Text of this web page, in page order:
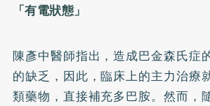
「有電狀態」
陳彥中醫師指出，造成巴金森氏症
的缺乏，因此，臨床上的主力治療
類藥物，直接補充多巴胺。然而，